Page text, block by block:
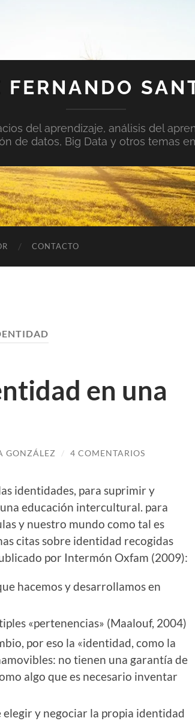
FERNANDO
del aprendizaje, análisis del
de datos, Big Data y otros temas
CONTACTO
en una
GONZÁLEZ / 4 COMENTARIOS
identidades, para suprimir y
educación intercultural. para
y nuestro mundo como tal es
citas sobre identidad recogidas
por Intermón Oxfam (2009):
hacemos y desarrollamos en
«pertenencias» (Maalouf, 2004)
por eso la «identidad, como la
no tienen una garantía de
algo que es necesario inventar
elegir y negociar la propia identidad